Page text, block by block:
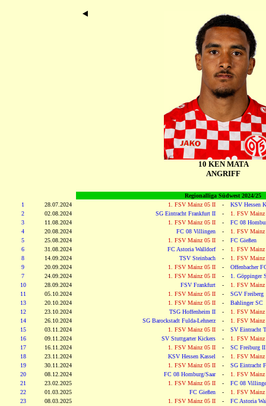
10 KEN MATA
ANGRIFF
Regionalliga Südwest 2024/25
1
28.07.2024 1. FSV Mainz 05 II -
KSV Hessen
2
02.08.2024 SG Eintracht Frankfurt II -
1. FSV
3
11.08.2024 1. FSV Mainz 05 II -
FC 08
4
20.08.2024 FC 08 Villingen -
1. FSV
5
25.08.2024 1. FSV Mainz 05 II -
FC Gießen
6
31.08.2024 FC Astoria Walldorf -
1. FSV
8
14.09.2024 TSV Steinbach -
1. FSV
9
20.09.2024 1. FSV Mainz 05 II -
Offenbacher
7
24.09.2024 1. FSV Mainz 05 II -
1. Göppinger
10
28.09.2024 FSV Frankfurt -
1. FSV
11
05.10.2024 1. FSV Mainz 05 II -
SGV Freiberg
13
20.10.2024 1. FSV Mainz 05 II -
Bahlinger SC
12
23.10.2024 TSG Hoffenheim II -
1. FSV
14
26.10.2024 SG Barockstadt Fulda-Lehnerz -
1. FSV
15
03.11.2024 1. FSV Mainz 05 II -
SV Eintracht
16
09.11.2024 SV Stuttgarter Kickers -
1. FSV
17
16.11.2024 1. FSV Mainz 05 II -
SC Freiburg II
18
23.11.2024 KSV Hessen Kassel -
1. FSV
19
30.11.2024 1. FSV Mainz 05 II -
SG Eintracht
20
08.12.2024 FC 08 Homburg/Saar -
1. FSV
21
23.02.2025 1. FSV Mainz 05 II -
FC 08
22
01.03.2025 FC Gießen -
1. FSV
23
08.03.2025 1. FSV Mainz 05 II -
FC Astoria